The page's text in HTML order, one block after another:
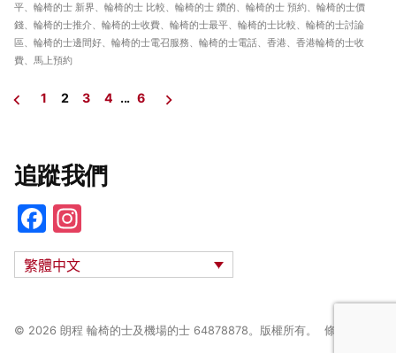
平、 輪椅的士 新界、 輪椅的士 比較、 輪椅的士 鑽的、 輪椅的士 預約、 輪椅的士價
錢、 輪椅的士推介、 輪椅的士收費、 輪椅的士最平、 輪椅的士比較、 輪椅的士討論
區、 輪椅的士邊間好、 輪椅的士電召服務、 輪椅的士電話、 香港、 香港輪椅的士收
費、 馬上預約
文
導
覽
1 2 3 4 ... 6
追蹤我們
F
a
c
b
st
a
a
繁體中文
© 2026 朗程 輪椅的士及機場的士 64878878 。版權所有。 條款及細則